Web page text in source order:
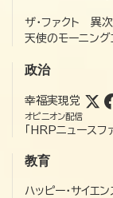
ザ・ファクト 異
天使のモーニング
政治
幸福実現党
オピニオン配信
「HRPニュースフ
教育
ハッピー・サイエ